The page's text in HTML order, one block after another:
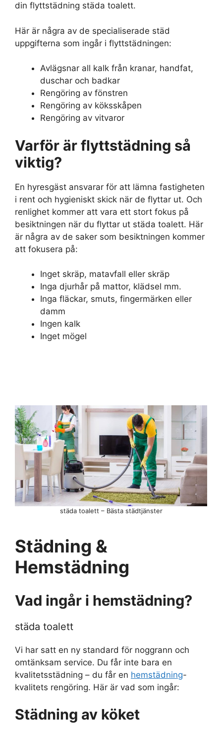
din flyttstädning städa toalett.
Här är några av de specialiserade städ
uppgifterna som ingår i flyttstädningen:
Avlägsnar all kalk från kranar, handfat,
duschar och badkar
Rengöring av fönstren
Rengöring av köksskåpen
Rengöring av vitvaror
Varför är flyttstädning så
viktig?
En hyresgäst ansvarar för att lämna fastigheten
i rent och hygieniskt skick när de flyttar ut. Och
renlighet kommer att vara ett stort fokus på
besiktningen när du flyttar ut städa toalett. Här
är några av de saker som besiktningen kommer
att fokusera på:
Inget skräp, matavfall eller skräp
Inga djurhår på mattor, klädsel mm.
Inga fläckar, smuts, fingermärken eller
damm
Ingen kalk
Inget mögel
städa toalett – Bästa städtjänster
Städning &
Hemstädning
Vad ingår i hemstädning?
städa toalett
Vi har satt en ny standard för noggrann och
omtänksam service. Du får inte bara en
kvalitetsstädning – du får en hemstädning-
kvalitets rengöring. Här är vad som ingår:
Städning av köket